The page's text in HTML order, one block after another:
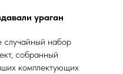
ураган
случайный набор
собранный
комплектующих